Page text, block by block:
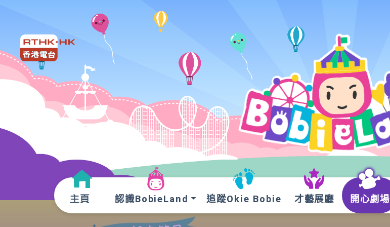
主頁 認識BobieLand 追蹤Okie Bobie 才藝展廳 開心劇場